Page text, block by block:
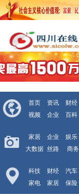
首页 资讯 财经
视频
企业 百科
家居 企业 娱乐
大数据 丝路 商务
科技 财经 汽车
家电
家居 保险